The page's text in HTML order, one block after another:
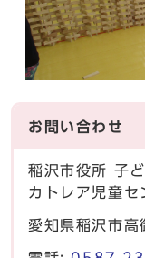
お問い合わせ
稲沢市役所 子
カトレア児童セ
愛知県稲沢市